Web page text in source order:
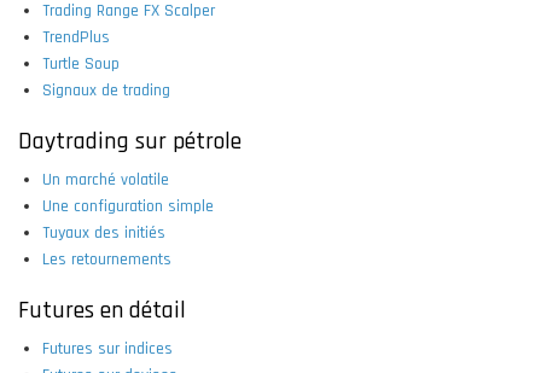
Trading Range FX Scalper
TrendPlus
Turtle Soup
Signaux de trading
Daytrading sur pétrole
Un marché volatile
Une configuration simple
Tuyaux des initiés
Les retournements
Futures en détail
Futures sur indices